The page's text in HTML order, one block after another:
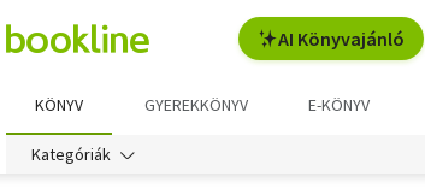
AI Könyvajánló
KÖNYV GYEREKKÖNYV E-KÖNYV
Kategóriák